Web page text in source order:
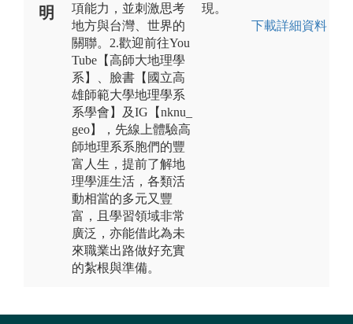
明
項能力，並刺激思考
地方與台灣、世界的
關聯。2.歡迎前往You
Tube【高師大地理學
系】、臉書【國立高
雄師範大學地理學系
系學會】及IG【nknu_
geo】，先線上體驗高
師地理系系胞們的豐
富人生，提前了解地
理學涯生活，各類活
動相當的多元又豐
富，且學習領域非常
廣泛，亦能借此為未
來職業出路做好充實
的紮根與準備。
現。
下載詳細資料